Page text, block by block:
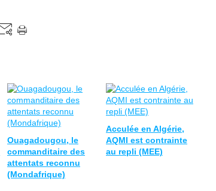
Ouagadougou, le
commanditaire des
attentats reconnu
(Mondafrique)
Acculée en Algérie,
AQMI est contrainte
au repli (MEE)